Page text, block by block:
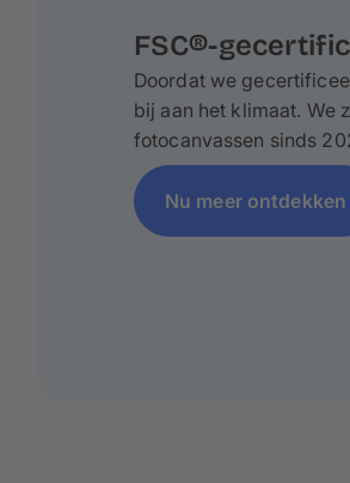
FSC®-
Doordat we
bij aan het klimaat. We
fotocanvassen sinds
Nu meer ontdekken